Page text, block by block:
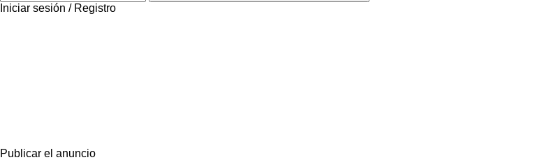
Iniciar sesión / Registro
Publicar el anuncio